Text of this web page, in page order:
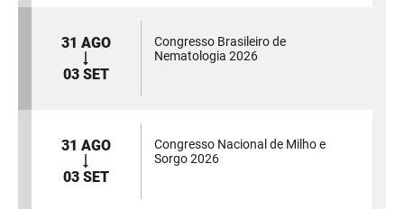
31 AGO
03 SET
Congresso Brasileiro de
Nematologia 2026
31 AGO
03 SET
Congresso Nacional de Milho e
Sorgo 2026